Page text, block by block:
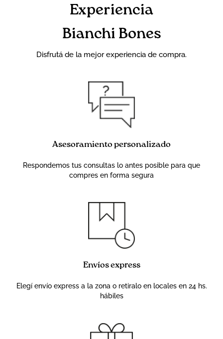
Experiencia
Bianchi Bones
Disfrutá de la mejor experiencia de compra.
Asesoramiento personalizado
Respondemos tus consultas lo antes posible para que
compres en forma segura
Envíos express
Elegí envío express a la zona o retiralo en locales en 24 hs.
hábiles